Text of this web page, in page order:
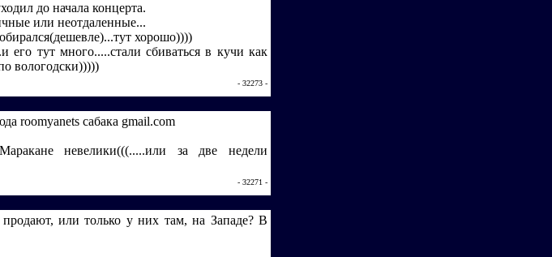
до начала концерта.
или неотдаленные...
хорошо))))
его тут много.....стали сбиваться в кучи как
вологодски)))))
- 32273 -
roomyanets сабака gmail.com
невелики(((.....или за две недели
- 32271 -
или только у них там, на Западе? В